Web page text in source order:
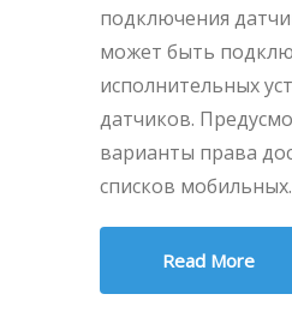
подключения
может быть
исполнительных
датчиков.
варианты права
списков
Read More